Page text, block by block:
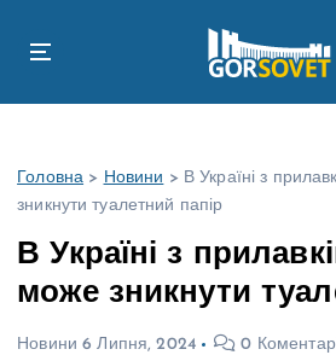
Головна > Новини > В Україні з
зникнути туалетний папір
В Україні з
може зникнути
Новини 6 Липня, 2024 0